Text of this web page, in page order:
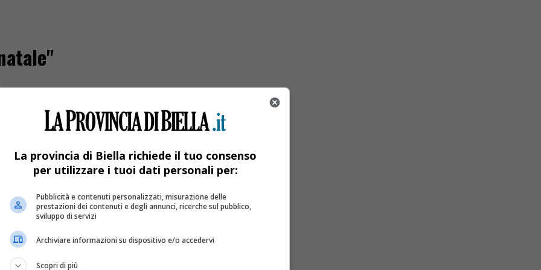
Natale
La provincia di Biella richiede il tuo consenso
per utilizzare i tuoi dati personali per:
Pubblicità e contenuti personalizzati, misurazione delle
prestazioni dei contenuti e degli annunci, ricerche sul pubblico,
sviluppo di servizi
Archiviare informazioni su dispositivo e/o accedervi
Scopri di più